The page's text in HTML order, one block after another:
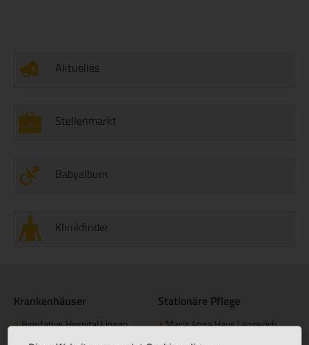
Aktuelles
Stellenmarkt
Babyalbum
Klinikfinder
Krankenhäuser
+Bonifatius Hospital Lingen
Stationäre Pflege
+Maria Anna Haus Lengerich